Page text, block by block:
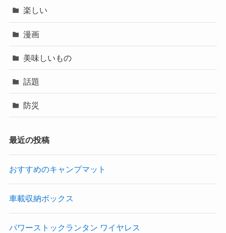
楽しい
漫画
美味しいもの
話題
防災
最近の投稿
おすすめのキャンプマット
車載収納ボックス
パワーストックランタン ワイヤレス